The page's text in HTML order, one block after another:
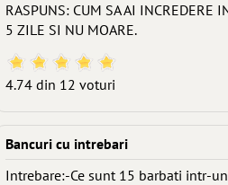
RASPUNS: CUM SA AI INCREDERE
5 ZILE SI NU MOARE.
4.74 din 12 voturi
Bancuri cu intrebari
Intrebare:-Ce sunt 15 barbati intr-